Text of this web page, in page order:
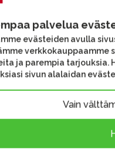
Twist Black 15x20
€
palvelua
evästeiden avulla
verkkokauppaamme
ja parempia tarjouksia.
sivun alalaidan
Vain